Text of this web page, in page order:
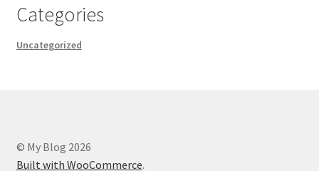
Categories
Uncategorized
© My Blog 2026
Built with WooCommerce.